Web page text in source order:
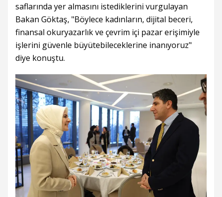
saflarında yer almasını istediklerini vurgulayan
Bakan Göktaş, "Böylece kadınların, dijital beceri,
finansal okuryazarlık ve çevrim içi pazar erişimiyle
işlerini güvenle büyütebileceklerine inanıyoruz"
diye konuştu.